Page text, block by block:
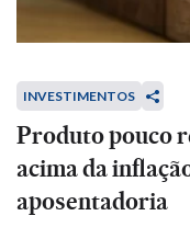
INVESTIMENTOS
Produto pouco
acima da
aposentadoria